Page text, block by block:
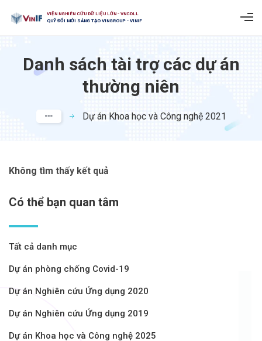
VIỆN NGHIÊN CỨU DỮ LIỆU LỚN - VNCDLL
QUỸ ĐỔI MỚI SÁNG TẠO VINGROUP - VINIF
Danh sách tài trợ các dự án
thường niên
Dự án Khoa học và Công nghệ 2021
Không tìm thấy kết quả
Có thể bạn quan tâm
Tất cả danh mục
Dự án phòng chống Covid-19
Dự án Nghiên cứu Ứng dụng 2020
Dự án Nghiên cứu Ứng dụng 2019
Dự án Khoa học và Công nghệ 2025